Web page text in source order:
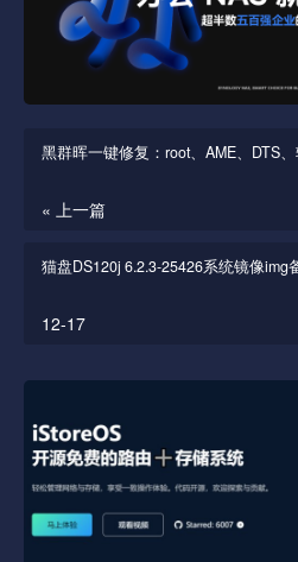
黑群晖一键修复：root、AME、DTS
« 上一篇
猫盘DS120j 6.2.3-25426系统镜像img
12-17